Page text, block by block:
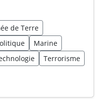
de Terre
Marine
Terrorisme